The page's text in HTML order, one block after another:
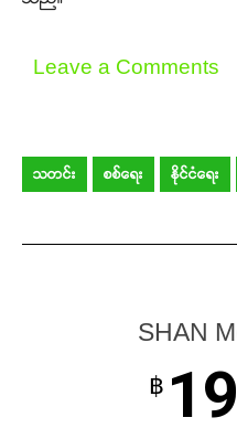
Leave a Comments
သတင်း စစ်ရေး နိုင်ငံရေး
SHAN
฿ 19